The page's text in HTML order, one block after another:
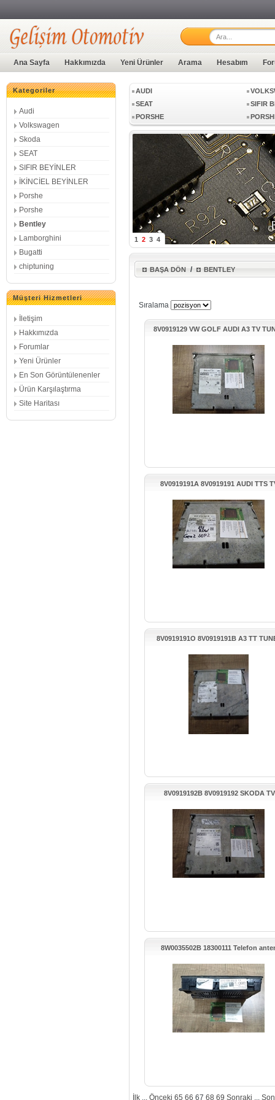
Ana Sayfa Hakkımızda Yeni Ürünler Arama Hesabım
Kategoriler
Audi
Volkswagen
Skoda
SEAT
SIFIR BEYİNLER
İKİNCİEL BEYİNLER
Porshe
Porshe
Bentley
Lamborghini
Bugatti
chiptuning
Müşteri Hizmetleri
İletişim
Hakkımızda
Forumlar
Yeni Ürünler
En Son Görüntülenenler
Ürün Karşılaştırma
Site Haritası
AUDI
SEAT
SIFIR
PORSHE
LAMBORGHINI
SIFIR
PORSHE
1 2 3 4
BAŞA DÖN / BENTLEY
Sıralama
8V0919129 VW GOLF AUDI A3 TV
8V0919191A 8V0919191 AUDI TTS
8V0919191O 8V0919191B A3 TT
8V0919192B 8V0919192 SKODA TV
8W0035502B 18300111 Telefon
İlk ... Önceki 65 66 67 68 69 Sonraki ... Son